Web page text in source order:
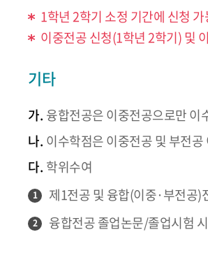
1학년 2학기 소정 기간에 신청
이중전공 신청(1학년 2학기) 및
기타
가. 융합전공은 이중전공으로만 이
나. 이수학점은 이중전공 및 부전
다. 학위수여
1 제1전공 및 융합(이중·부전공
2 융합전공 졸업논문/졸업시험